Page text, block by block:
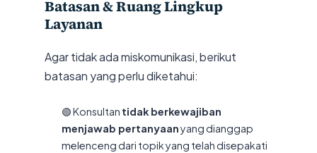
Batasan & Ruang Lingkup
Layanan
Agar tidak ada miskomunikasi, berikut
batasan yang perlu diketahui:
🟢 Konsultan tidak berkewajiban
menjawab pertanyaanyang dianggap
melenceng dari topik yang telah disepakati